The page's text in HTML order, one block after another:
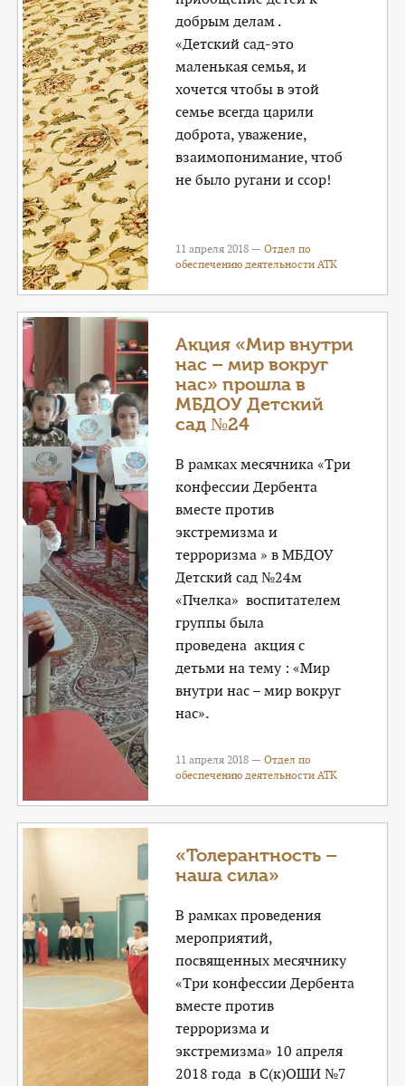
добрым делам .
«Детский сад-это
маленькая семья, и
хочется чтобы в этой
семье всегда царили
доброта, уважение,
взаимопонимание, чтоб
не было ругани и ссор!
11 апреля 2018 —Отдел по
обеспечению деятельности АТК
Акция «Мир внутри
нас – мир вокруг
нас» прошла в
МБДОУ Детский
сад №24
В рамках месячника «Три
конфессии Дербента
вместе против
экстремизма и
терроризма » в МБДОУ
Детский сад №24м
«Пчелка» воспитателем
группы была
проведена акция с
детьми на тему : «Мир
внутри нас – мир вокруг
нас».
11 апреля 2018 —Отдел по
обеспечению деятельности АТК
«Толерантность –
наша сила»
В рамках проведения
мероприятий,
посвященных месячнику
«Три конфессии Дербента
вместе против
терроризма и
экстремизма» 10 апреля
2018 года в С(к)ОШИ №7